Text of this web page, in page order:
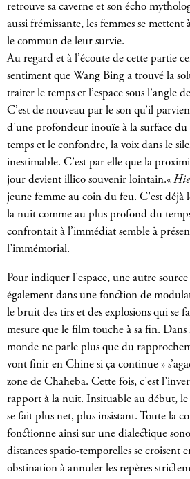
retrouve sa caverne et son écho
aussi frémissante, les femmes se
le commun de leur survie.
Au regard et à l’écoute de cette partie
sentiment que Wang Bing a trouvé la
traiter le temps et l’espace sous l’angle
C’est de nouveau par le son qu’il
d’une profondeur inouïe à la surface
temps et le confondre, la voix dans le
inestimable. C’est par elle que la
jour devient illico souvenir lointain.«
jeune femme au coin du feu. C’est
la nuit comme au plus profond du
confrontait à l’immédiat semble à
l’immémorial.
Pour indiquer l’espace, une autre source
également dans une fonction de
le bruit des tirs et des explosions qui se
mesure que le film touche à sa fin.
monde ne parle plus que du
vont finir en Chine si ça continue »
zone de Chaheba. Cette fois, c’est
rapport à la nuit. Insituable au début,
se fait plus net, plus insistant. Toute la
fonctionne ainsi sur une dialectique
distances spatio-temporelles se croisent
obstination à annuler les repères